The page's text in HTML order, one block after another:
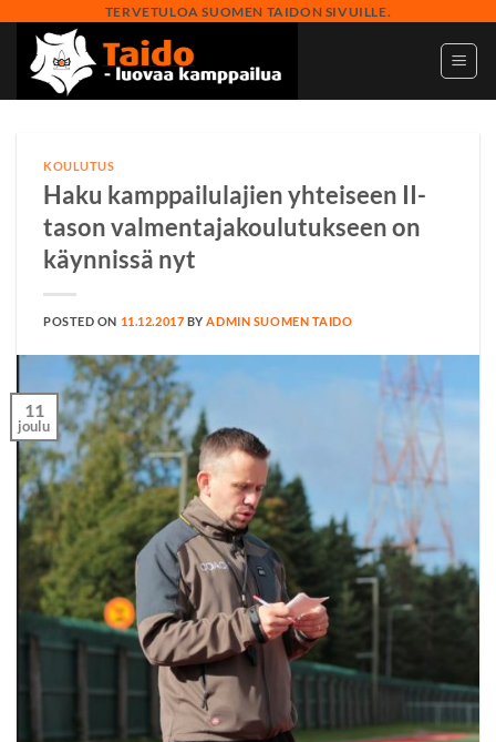
content
TERVETULOA SUOMEN TAIDON SIVUILLE.
KOULUTUS
Haku kamppailulajien yhteiseen II-
tason valmentajakoulutukseen on
käynnissä nyt
POSTED ON 11.12.2017 BY ADMIN SUOMEN TAIDO
11
joulu